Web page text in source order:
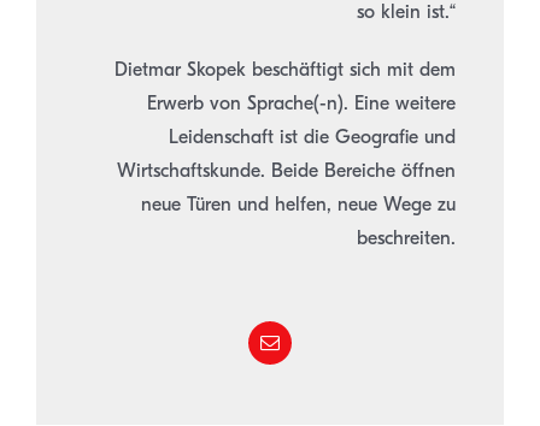
so klein ist.“
Dietmar Skopek beschäftigt sich mit dem
Erwerb von Sprache(-n). Eine weitere
Leidenschaft ist die Geografie und
Wirtschaftskunde. Beide Bereiche öffnen
neue Türen und helfen, neue Wege zu
beschreiten.